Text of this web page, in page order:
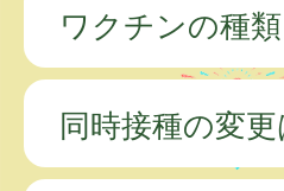
ワクチンの種
同時接種の変